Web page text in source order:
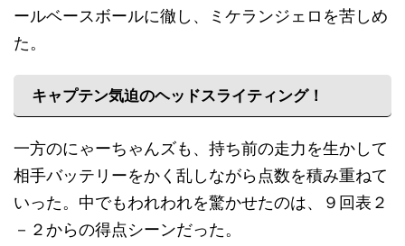
ールベースボールに徹し、ミケランジェロを苦しめ
た。
キャプテン気迫のヘッドスライティング！
一方のにゃーちゃんズも、持ち前の走力を生かして
相手バッテリーをかく乱しながら点数を積み重ねて
いった。中でもわれわれを驚かせたのは、９回表２
－２からの得点シーンだった。